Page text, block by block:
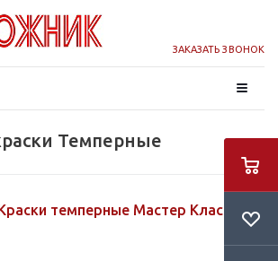
ЗАКАЗАТЬ ЗВОНОК
Темперные
темперные Мастер Класс